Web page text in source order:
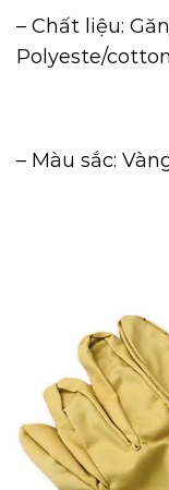
– Chất liệu:
Polyeste/
– Màu sắc: